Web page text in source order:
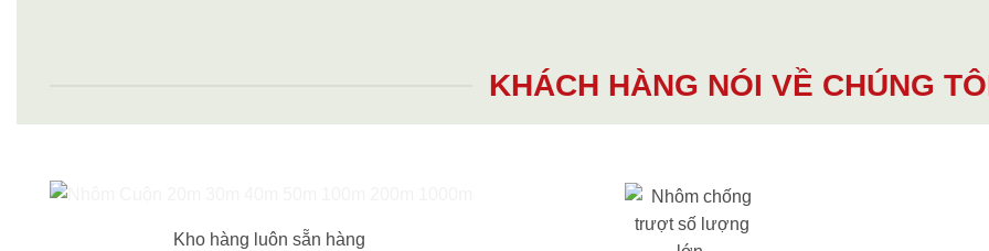
KHÁCH HÀNG NÓI VỀ CHÚNG
Kho hàng luôn sẵn hàng